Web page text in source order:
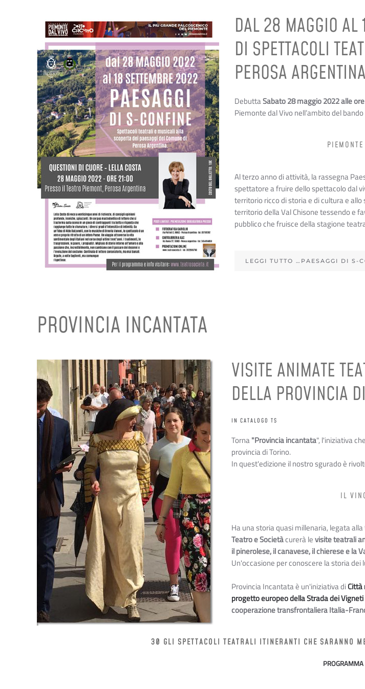
DAL 28 MAGGIO AL
DI SPETTACOLI
PEROSA ARGENTINA
DebuttaSabato 28 maggio 2022 alle
Piemonte dal Vivo nell’ambito del bando
Al terzo anno di attività, la rassegna
spettatore a fruire dello spettacolo dal
territorio ricco di storia e di cultura e
territorio della Val Chisone tessendo e
pubblico che fruisce della stagione
LEGGI TUTTO …PAESAGGI DI S-
PROVINCIA INCANTATA
VISITE ANIMATE
DELLA PROVINCIA
IN CATALOGO TS
Torna"Provincia incantata", l'iniziativa
provincia di Torino.
In quest'edizione il nostro sgurado è
IL
Ha una storia quasi millenaria, legata
Teatro e Societàcurerà levisite teatrali
il pinerolese, il canavese, il chierese e la
Un'occasione per conoscere la storia
Provincia Incantata è un'iniziativa di
progetto europeo dellaStrada dei Vigneti
cooperazione transfrontaliera Italia-
30 GLI SPETTACOLI TEATRALI ITINERANTI CHE SARANNO
PROGRAMMA